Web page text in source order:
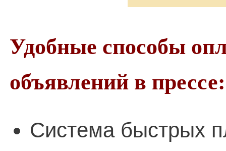
Удобные способы
объявлений в прессе:
Система быстрых